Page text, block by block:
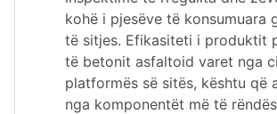
kohë i pjesëve të konsumuara
të sitjes. Efikasiteti i produktit
të betonit asfaltoid varet nga
platformës së sitës, kështu që
nga komponentët më të